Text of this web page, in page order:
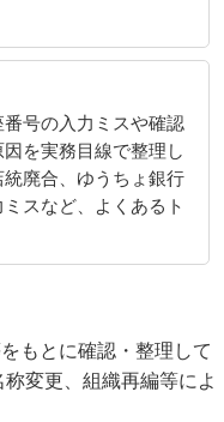
号の入力ミスや確認
を実務目線で整理し
廃合、ゆうちょ銀行
スなど、よくあるト
もとに確認・整理して
変更、組織再編等によ